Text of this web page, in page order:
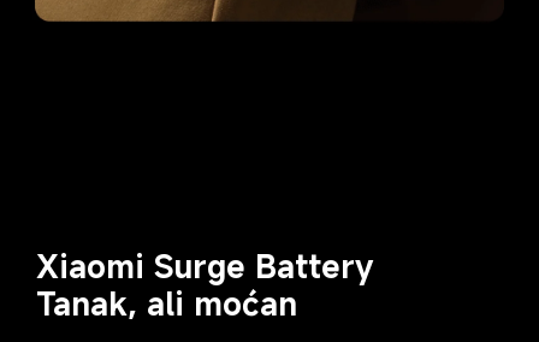
Xiaomi Surge Battery
Tanak, ali moćan